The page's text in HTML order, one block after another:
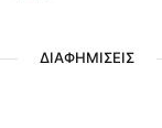
ΔΙΑΦΗΜΙΣΕΙΣ